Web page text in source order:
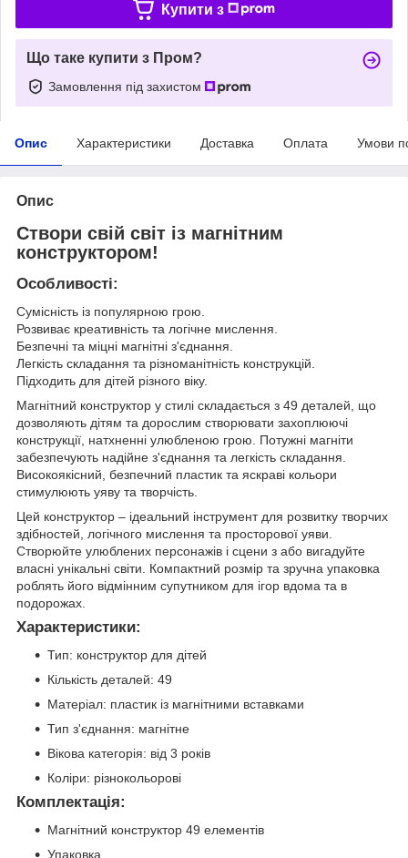
Купити з
Що таке купити з Пром?
Замовлення під захистом
Опис Характеристики Доставка Оплата Умови
Опис
Створи свій світ із магнітним
конструктором!
Особливості:
Сумісність із популярною грою.
Розвиває креативність та логічне мислення.
Безпечні та міцні магнітні з'єднання.
Легкість складання та різноманітність конструкцій.
Підходить для дітей різного віку.
Магнітний конструктор у стилі складається з 49 деталей, що
дозволяють дітям та дорослим створювати захоплюючі
конструкції, натхненні улюбленою грою. Потужні магніти
забезпечують надійне з'єднання та легкість складання.
Високоякісний, безпечний пластик та яскраві кольори
стимулюють уяву та творчість.
Цей конструктор – ідеальний інструмент для розвитку творчих
здібностей, логічного мислення та просторової уяви.
Створюйте улюблених персонажів і сцени з або вигадуйте
власні унікальні світи. Компактний розмір та зручна упаковка
роблять його відмінним супутником для ігор вдома та в
подорожах.
Характеристики:
Тип: конструктор для дітей
Кількість деталей: 49
Матеріал: пластик із магнітними вставками
Тип з'єднання: магнітне
Вікова категорія: від 3 років
Коліри: різнокольорові
Комплектація:
Магнітний конструктор 49 елементів
Упаковка